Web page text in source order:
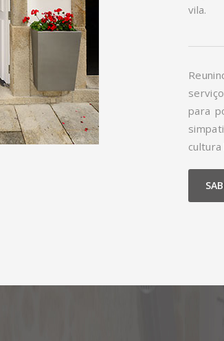
vila.
para
cultura